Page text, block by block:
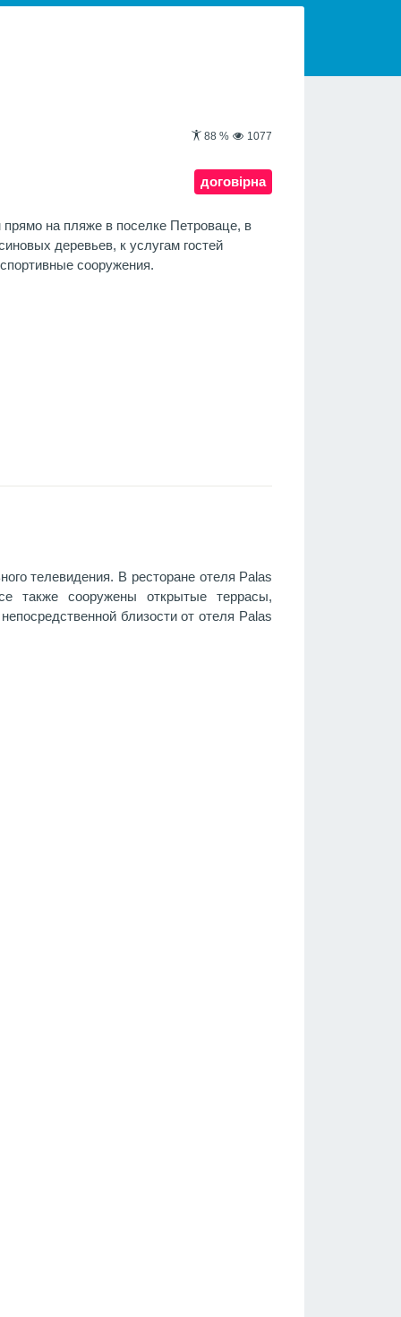
88 % 1077
договірна
на пляже в поселке Петроваце, в
деревьев, к услугам гостей
сооружения.
телевидения. В ресторане отеля Palas
также сооружены открытые террасы,
близости от отеля Palas